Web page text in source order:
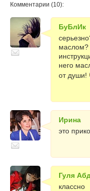
Комментарии (10):
БуБлИк
маслом?
него
от души!
Ирина
это
Гуля
классно